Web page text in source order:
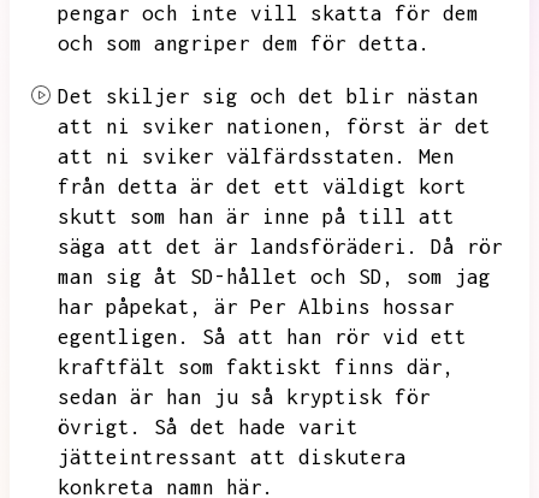
pengar och inte vill skatta för dem
och som angriper dem för detta.
Det skiljer sig och det blir nästan
att ni sviker nationen,
först är det
att ni sviker välfärdsstaten.
Men
från detta är det ett väldigt kort
skutt som han är inne på till att
säga att det är landsföräderi.
Då rör
man sig åt SD-hållet och SD,
som jag
har påpekat,
är Per Albins hossar
egentligen.
Så att han rör vid ett
kraftfält som faktiskt finns där,
sedan är han ju så kryptisk för
övrigt.
Så det hade varit
jätteintressant att diskutera
konkreta namn här.